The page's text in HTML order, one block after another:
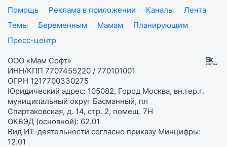
Помощь
Реклама в приложении Каналы
Лента
Темы
Беременным Мамам
Планирующим
Пресс-центр
ООО «Мам Софт»
ИНН/КПП 7707455220 / 770101001
ОГРН 1217700330275
Юридический адрес: 105082, Город Москва, вн.тер.г.
муниципальный округ Басманный, пл
Спартаковская, д. 14, стр. 2, помещ. 7Н
ОКВЭД (основной): 62.01
Вид ИТ-деятельности согласно приказу Минцифры:
12.01